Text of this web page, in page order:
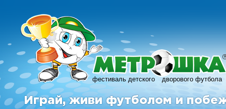
фестиваль детского дворового футбола
R
Играй, живи футболом и